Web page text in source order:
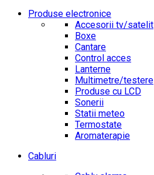
Produse electronice
Accesorii tv/satelit
Boxe
Cantare
Control acces
Lanterne
Multimetre/testere
Produse cu LCD
Sonerii
Statii meteo
Termostate
Aromaterapie
Cabluri